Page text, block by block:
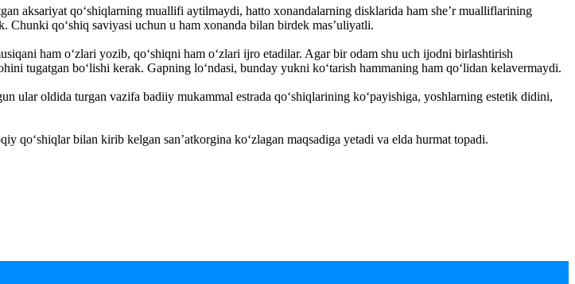
aksariyat qo‘shiqlarning muallifi aytilmaydi, hatto xonandalarning disklarida ham she’r mualliflarining
qo‘shiq saviyasi uchun u ham xonanda bilan birdek mas’uliyatli.
ham o‘zlari yozib, qo‘shiqni ham o‘zlari ijro etadilar. Agar bir odam shu uch ijodni birlashtirish
tugatgan bo‘lishi kerak. Gapning lo‘ndasi, bunday yukni ko‘tarish hammaning ham qo‘lidan kelavermaydi.
oldida turgan vazifa badiiy mukammal estrada qo‘shiqlarining ko‘payishiga, yoshlarning estetik didini,
qo‘shiqlar bilan kirib kelgan san’atkorgina ko‘zlagan maqsadiga yetadi va elda hurmat topadi.